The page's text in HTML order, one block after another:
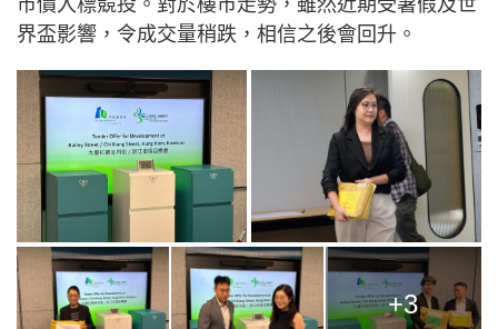
市價入標競投。對於樓市走勢，雖然近期受暑假及世
界盃影響，令成交量稍跌，相信之後會回升。
+3